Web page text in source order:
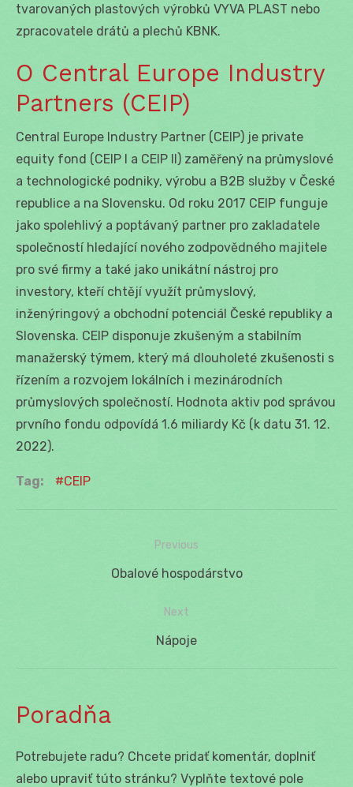
tvarovaných plastových výrobků VYVA PLAST nebo
zpracovatele drátů a plechů KBNK.
O Central Europe Industry
Partners (CEIP)
Central Europe Industry Partner (CEIP) je private
equity fond (CEIP I a CEIP II) zaměřený na průmyslové
a technologické podniky, výrobu a B2B služby v České
republice a na Slovensku. Od roku 2017 CEIP funguje
jako spolehlivý a poptávaný partner pro zakladatele
společností hledající nového zodpovědného majitele
pro své firmy a také jako unikátní nástroj pro
investory, kteří chtějí využít průmyslový,
inženýringový a obchodní potenciál České republiky a
Slovenska. CEIP disponuje zkušeným a stabilním
manažerský týmem, který má dlouholeté zkušenosti s
řízením a rozvojem lokálních i mezinárodních
průmyslových společností. Hodnota aktiv pod správou
prvního fondu odpovídá 1.6 miliardy Kč (k datu 31. 12.
2022).
Tag: CEIP
Navigácia
Previous
Previous
Obalové hospodárstvo
Next
Next
Nápoje
Poradňa
Potrebujete radu? Chcete pridať komentár, doplniť
alebo upraviť túto stránku? Vyplňte textové pole